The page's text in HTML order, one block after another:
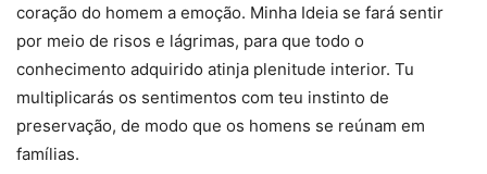
coração do homem a emoção. Minha Ideia se fará sentir
por meio de risos e lágrimas, para que todo o
conhecimento adquirido atinja plenitude interior. Tu
multiplicarás os sentimentos com teu instinto de
preservação, de modo que os homens se reúnam em
famílias.